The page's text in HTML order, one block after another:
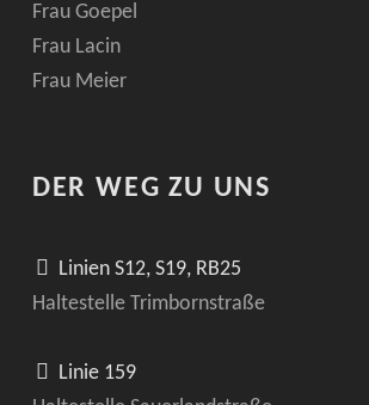
Frau Goepel
Frau Lacin
Frau Meier
DER WEG ZU UNS
Linien S12, S19, RB25
Haltestelle Trimbornstraße
Linie 159